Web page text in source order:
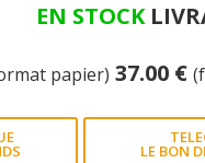
EN STOCK
papier) 37.00 €
LE BON